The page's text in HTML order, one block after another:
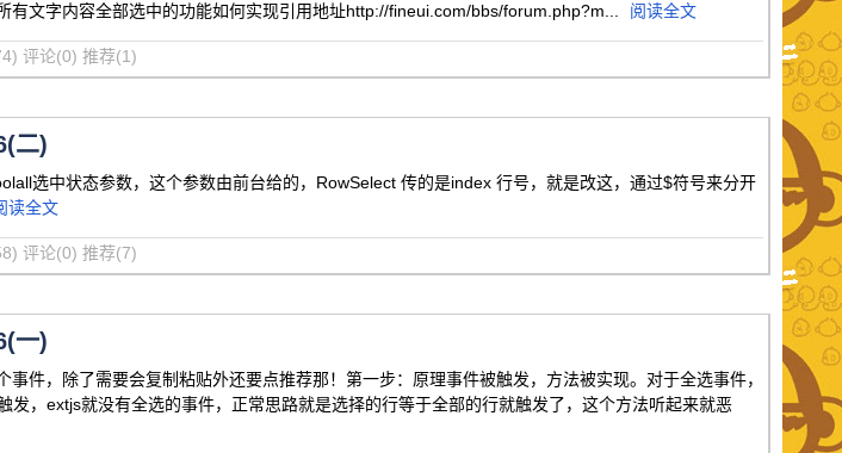
有文字内容全部选中的功能如何实现引用地址http://fineui.com/bbs/forum.php?m...
阅读全文
评论(0) 推荐(1)
二)
选中状态参数，这个参数由前台给的，RowSelect 传的是index 行号，就是改这，通过$符号来分开
读全文
评论(0) 推荐(7)
一)
件，除了需要会复制粘贴外还要点推荐那！第一步：原理事件被触发，方法被实现。对于全选事件，
发，extjs就没有全选的事件，正常思路就是选择的行等于全部的行就触发了，这个方法听起来就恶